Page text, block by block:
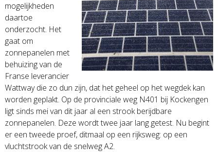
mogelijkheden
daartoe
onderzocht. Het
gaat om
zonnepanelen met
behuizing van de
Franse leverancier
Wattway die zo dun zijn, dat het geheel op het wegdek kan
worden geplakt. Op de provinciale weg N401 bij Kockengen
ligt sinds mei van dit jaar al een strook berijdbare
zonnepanelen. Deze wordt twee jaar lang getest. Nu begint
er een tweede proef, ditmaal op een rijksweg: op een
vluchtstrook van de snelweg A2.